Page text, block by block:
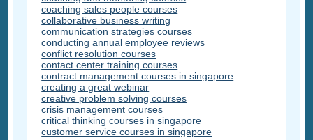
coaching sales people courses
collaborative business writing
communication strategies courses
conducting annual employee reviews
conflict resolution courses
contact center training courses
contract management courses in singapore
creating a great webinar
creative problem solving courses
crisis management courses
critical thinking courses in singapore
customer service courses in singapore